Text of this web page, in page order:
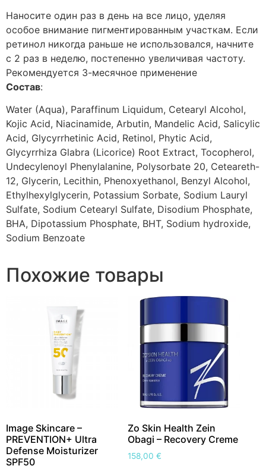
Наносите один раз в день на все лицо, уделяя
особое внимание пигментированным участкам. Если
ретинол никогда раньше не использовался, начните
с 2 раз в неделю, постепенно увеличивая частоту.
Рекомендуется 3-месячное применение
Состав:
Water (Aqua), Paraffinum Liquidum, Cetearyl Alcohol,
Kojic Acid, Niacinamide, Arbutin, Mandelic Acid, Salicylic
Acid, Glycyrrhetinic Acid, Retinol, Phytic Acid,
Glycyrrhiza Glabra (Licorice) Root Extract, Tocopherol,
Undecylenoyl Phenylalanine, Polysorbate 20, Ceteareth-
12, Glycerin, Lecithin, Phenoxyethanol, Benzyl Alcohol,
Ethylhexylglycerin, Potassium Sorbate, Sodium Lauryl
Sulfate, Sodium Cetearyl Sulfate, Disodium Phosphate,
BHA, Dipotassium Phosphate, BHT, Sodium hydroxide,
Sodium Benzoate
Похожие товары
Image Skincare –
PREVENTION+ Ultra
Defense Moisturizer
SPF50
Zo Skin Health Zein
Obagi – Recovery Creme
158,00€